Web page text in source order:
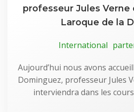
professeur Jules Verne
Laroque de la
International
Aujourd’hui nous avons
Dominguez, professeur Jules
interviendra dans les